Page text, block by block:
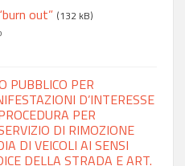
out” (132 kB)
PUBBLICO PER
D’INTERESSE
PER
DI RIMOZIONE
DI VEICOLI AI SENSI
DELLA STRADA E ART.